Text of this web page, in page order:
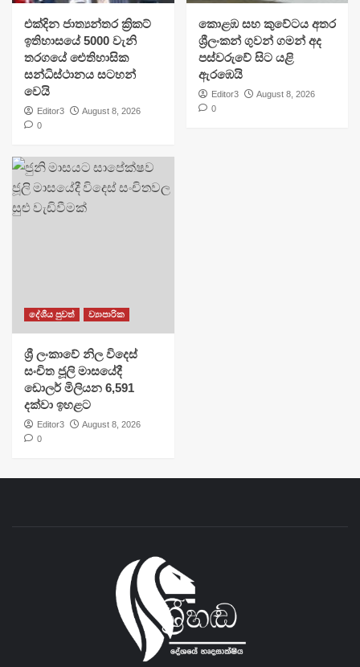
එක්දින ජාත්‍යන්තර ක්‍රිකට්
ඉතිහාසයේ 5000 වැනි
තරගයේ ඓතිහාසික
සන්ධිස්ථානය සටහන්
වෙයි
Editor3
August 8, 2026
0
​කොළඹ සහ කුවේටය අතර
ශ්‍රීලංකන් ගුවන් ගමන් අද
පස්වරුවේ සිට යළි
ඇරඹෙයි
Editor3
August 8, 2026
0
දේශීය පුවත් ව්‍යාපාරික
ශ්‍රී ලංකාවේ නිල විදෙස්
සංචිත ජූලි මාසයේදී
ඩොලර් මිලියන 6,591
දක්වා ඉහළට
Editor3
August 8, 2026
0